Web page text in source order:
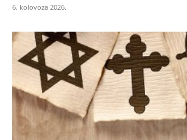
6. kolovoza 2026.